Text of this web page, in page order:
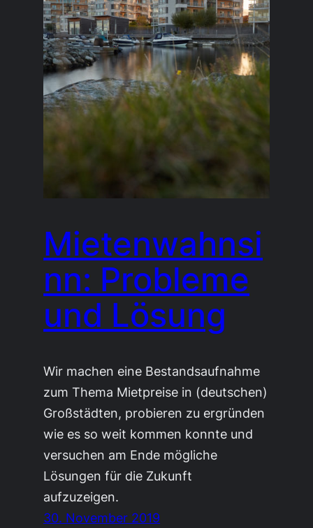
Mietenwahnsi
nn: Probleme
und Lösung
Wir machen eine Bestandsaufnahme
zum Thema Mietpreise in (deutschen)
Großstädten, probieren zu ergründen
wie es so weit kommen konnte und
versuchen am Ende mögliche
Lösungen für die Zukunft
aufzuzeigen.
30. November 2019